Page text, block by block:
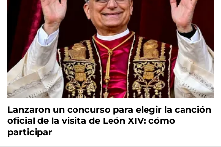
Lanzaron un concurso para elegir la canción
oficial de la visita de León XIV: cómo
participar